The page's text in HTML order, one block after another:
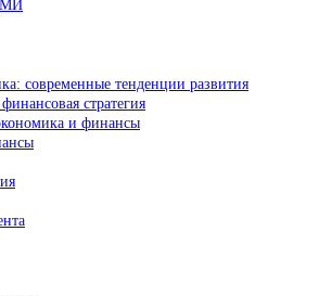
современные тенденции развития
стратегия
и финансы